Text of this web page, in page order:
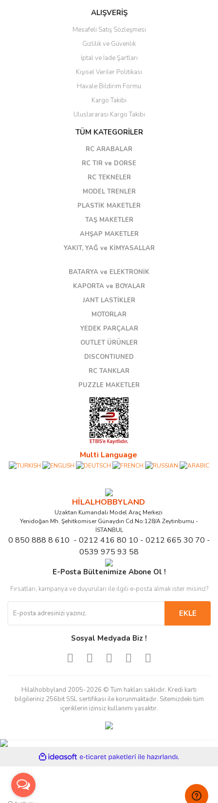
ALIŞVERİŞ
Mesafeli Satış Sözleşmesi
Gizlilik ve Güvenlik
İptal ve İade Şartları
Kişisel Veriler Politikası
Havale Bildirim Formu
Kargo Takibi
Uluslararası Kargo Takibi
TÜM KATEGORİLER
RC ARABALAR
RC TIR ve DORSE
RC TEKNELER
MODEL TRENLER
PLASTİK MAKETLER
TAŞ MAKETLER
AHŞAP MAKETLER
YAKIT, YAĞ ve KİMYASALLAR
BATARYA ve ELEKTRONİK
KAPORTA ve BOYALAR
JANT LASTİKLER
MOTORLAR
YEDEK PARÇALAR
OUTLET ÜRÜNLER
DISCONTIUNED
RC TANKLAR
PUZZLE MAKETLER
Multi Language
HİLALHOBBYLAND
Uzaktan Kumandalı Model Araç Merkezi
Yenidoğan Mh. Şehitkomiser Günaydın Cd.No:128/A Zeytinburnu -
İSTANBUL
0 850 888 8 610 - 0212 416 80 10 - 0212 665 30 70 -
0539 975 93 58
E-Posta Bültenimize Abone Ol !
Fırsatları, kampanya ve duyuruları ile ilgili e-posta almak ister misiniz?
EKLE
Sosyal Medyada Biz !
Hilalhobbyland 2005-2026 © Tüm hakları saklıdır. Kredi kartı
bilgileriniz 256bit SSL sertifikası ile korunmaktadır. Sitemizdeki tüm
içeriklerin izinsiz kullanımı yasaktır.
ideasoft
e-